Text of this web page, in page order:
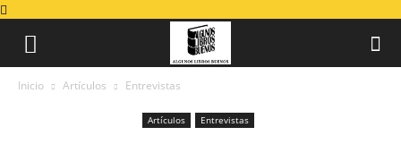
Inicio Artículos Entrevistas
Artículos Entrevistas